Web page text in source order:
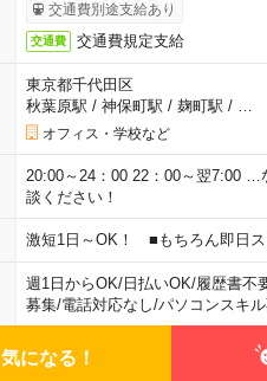
交通費別途支給あり
交通費 交通費規定支給
東京都千代田区
秋葉原駅 / 神保町駅 / 麹町駅 /
オフィス・学校など
20:00～24：00 22：00～翌7:00 …
談ください！
激短1日～OK！ ■もちろん即日
週1日からOK/日払いOK/履歴書不
募集/電話対応なし/パソコンスキ
気になる！